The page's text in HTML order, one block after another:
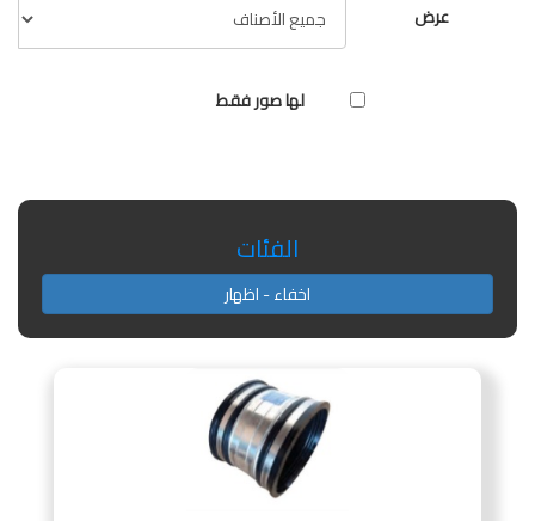
عرض
لها صور فقط
الفئات
اخفاء - اظهار